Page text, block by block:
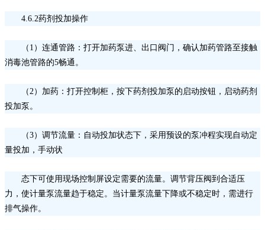
4.6.2药剂投加操作
（ 1）连通管路：打开加药泵进、出口阀门，确认加药管路至接触
消毒池管路的5畅通。
（ 2）加药：打开控制柜，按下药剂投加泵的启动按钮，启动药剂
投加泵。
（3）调节流量：自动投加状态下，采用预设的泵冲程实现自动定
量投加，手动状
态下可使用现场控制屏设定需要的流量。调节背压阀到合适压
力，使计量泵流量趋于稳定。当计量泵流量下降或不稳定时，需进行
排气操作。